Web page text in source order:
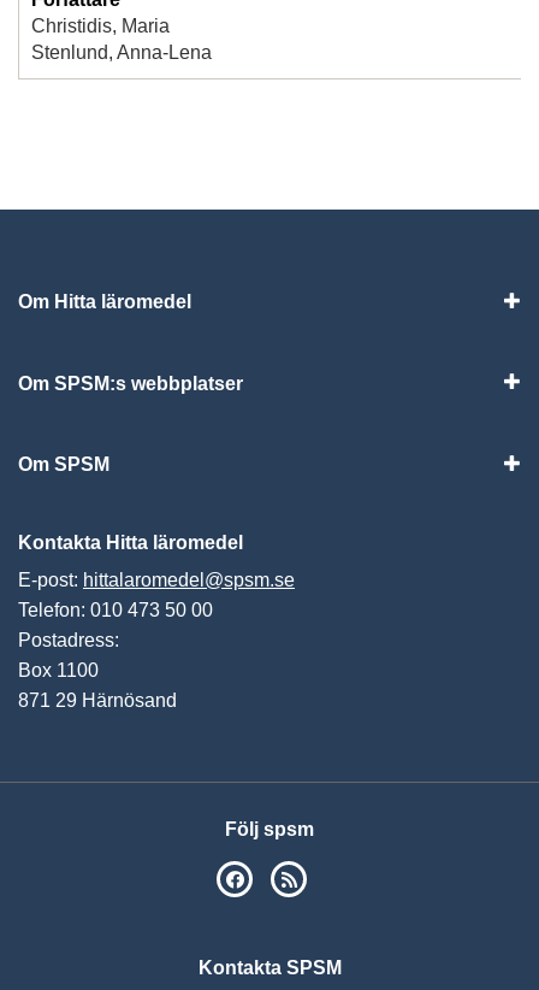
Christidis, Maria
Stenlund, Anna-Lena
Om Hitta läromedel
Om SPSM:s webbplatser
Om SPSM
Kontakta Hitta läromedel
E-post: hittalaromedel@spsm.se
Telefon: 010 473 50 00
Postadress:
Box 1100
871 29 Härnösand
Följ spsm
SPSM på Facebook
Kontakta SPSM